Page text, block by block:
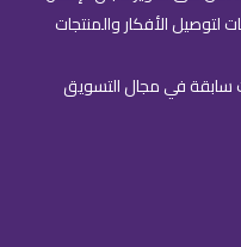
لتوصيل الأفكار والمنتجات
سنة 2017 من خبرات سابقة في مجال التسويق